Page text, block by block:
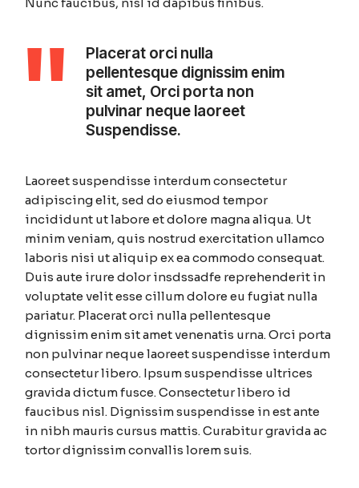
Placerat orci nulla
pellentesque dignissim enim
sit amet, Orci porta non
pulvinar neque laoreet
Suspendisse.
Laoreet suspendisse interdum consectetur
adipiscing elit, sed do eiusmod tempor
incididunt ut labore et dolore magna aliqua. Ut
minim veniam, quis nostrud exercitation ullamco
laboris nisi ut aliquip ex ea commodo consequat.
Duis aute irure dolor insdssadfe reprehenderit in
voluptate velit esse cillum dolore eu fugiat nulla
pariatur. Placerat orci nulla pellentesque
dignissim enim sit amet venenatis urna. Orci porta
non pulvinar neque laoreet suspendisse interdum
consectetur libero. Ipsum suspendisse ultrices
gravida dictum fusce. Consectetur libero id
faucibus nisl. Dignissim suspendisse in est ante
in nibh mauris cursus mattis. Curabitur gravida ac
tortor dignissim convallis lorem suis.